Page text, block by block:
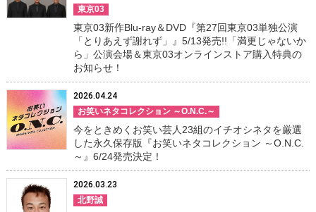
東京03
東京03新作Blu-ray＆DVD『第27回東京03単独公演
「とりあえず謝れず」』5/13発売!!「満更じゃないか
ら」公演会場＆東京03オンラインストア購入特典の
お知らせ！
2026.04.24
お笑いネタコレクション ～O.N.C.～
今をときめくお笑い芸人23組のイチオシネタを厳選
した永久保存版『お笑いネタコレクション ～O.N.C.
～』6/24発売決定！
2026.03.23
北野誠